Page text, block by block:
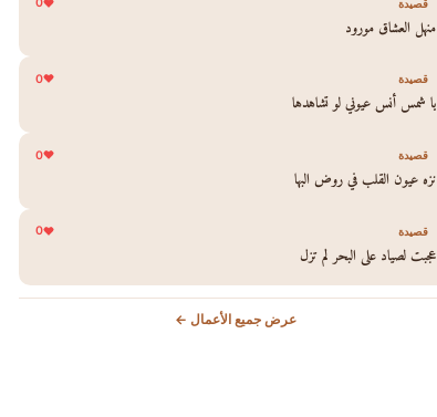
قصيدة
منهل العشاق مورود
قصيدة 0
يا شمس أنس عيوني لو تشاهدها
قصيدة 0
نزه عيون القلب في روض البها
قصيدة 0
عجبت لصياد على البحر لم تزل
عرض جميع الأعمال ←